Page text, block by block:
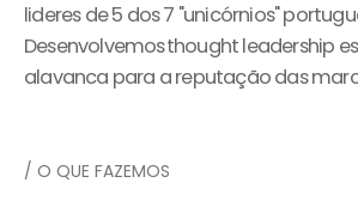
lideres de 5 dos 7 "unicórnios"
Desenvolvemos thought leadership
alavanca para a reputação das
/ O QUE FAZEMOS